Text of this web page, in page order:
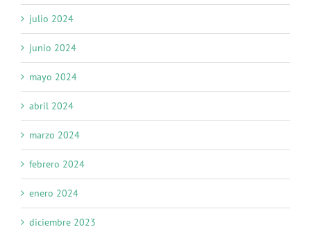
julio 2024
junio 2024
mayo 2024
abril 2024
marzo 2024
febrero 2024
enero 2024
diciembre 2023